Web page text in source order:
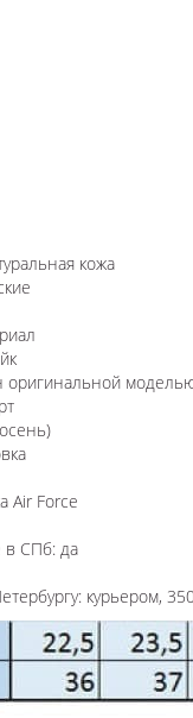
кожа
Air Force
в СПб: да
курьером,